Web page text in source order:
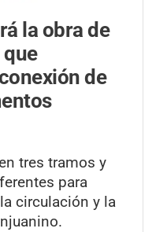
la obra de
que
de
tres tramos y
para
circulación y la